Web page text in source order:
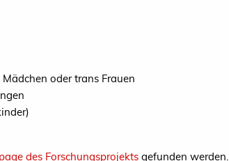
oder trans Frauen
des Forschungsprojekts gefunden werden.